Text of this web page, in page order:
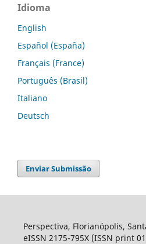
Idioma
English
Español (España)
Français (France)
Português (Brasil)
Italiano
Deutsch
Enviar Submissão
Perspectiva, Florianópolis,
eISSN 2175-795X (ISSN print